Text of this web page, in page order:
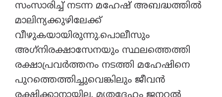
സംസാരിച്ച് നടന്ന മഹേഷ് അബദ്ധത്തില്‍
മാലിന്യക്കുഴിലേക്ക്
വീഴുകയായിരുന്നു.പൊലീസും
അഗ്‌നിരക്ഷാസേനയും സ്ഥലത്തെത്തി
രക്ഷാപ്രവര്‍ത്തനം നടത്തി മഹേഷിനെ
പുറത്തെത്തിച്ചുവെങ്കിലും ജീവന്‍